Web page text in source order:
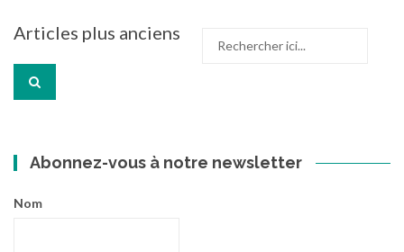
Navigation
articles
Articles plus anciens
Abonnez-vous à notre newsletter
Nom